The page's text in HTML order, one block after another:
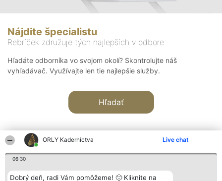
ORLY Kaderníctva Live chat
06:30
Dobrý deň, radi Vám pomôžeme! 🙂 Kliknite na
Nájdite špecialistu
Rebríček združuje tých najlepších v odbore
Hľadáte odborníka vo svojom okolí? Skontrolujte náš
vyhľadávač. Využívajte len tie najlepšie služby.
Hľadať
Organizátor hodnotenia Hodnotenie Kontakt